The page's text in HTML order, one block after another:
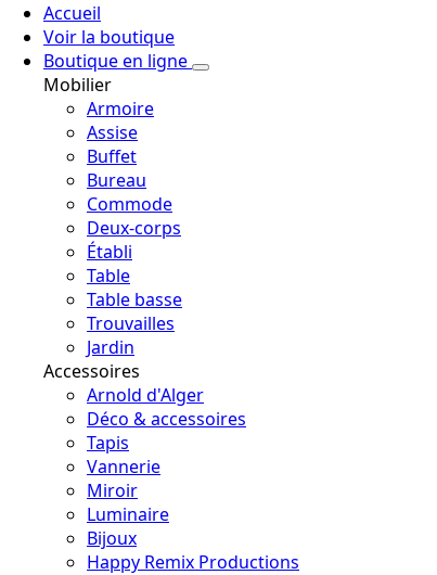
Accueil
Voir la boutique
Boutique en ligne
Mobilier
Armoire
Assise
Buffet
Bureau
Commode
Deux-corps
Établi
Table
Table basse
Trouvailles
Jardin
Accessoires
Arnold d'Alger
Déco & accessoires
Tapis
Vannerie
Miroir
Luminaire
Bijoux
Happy Remix Productions